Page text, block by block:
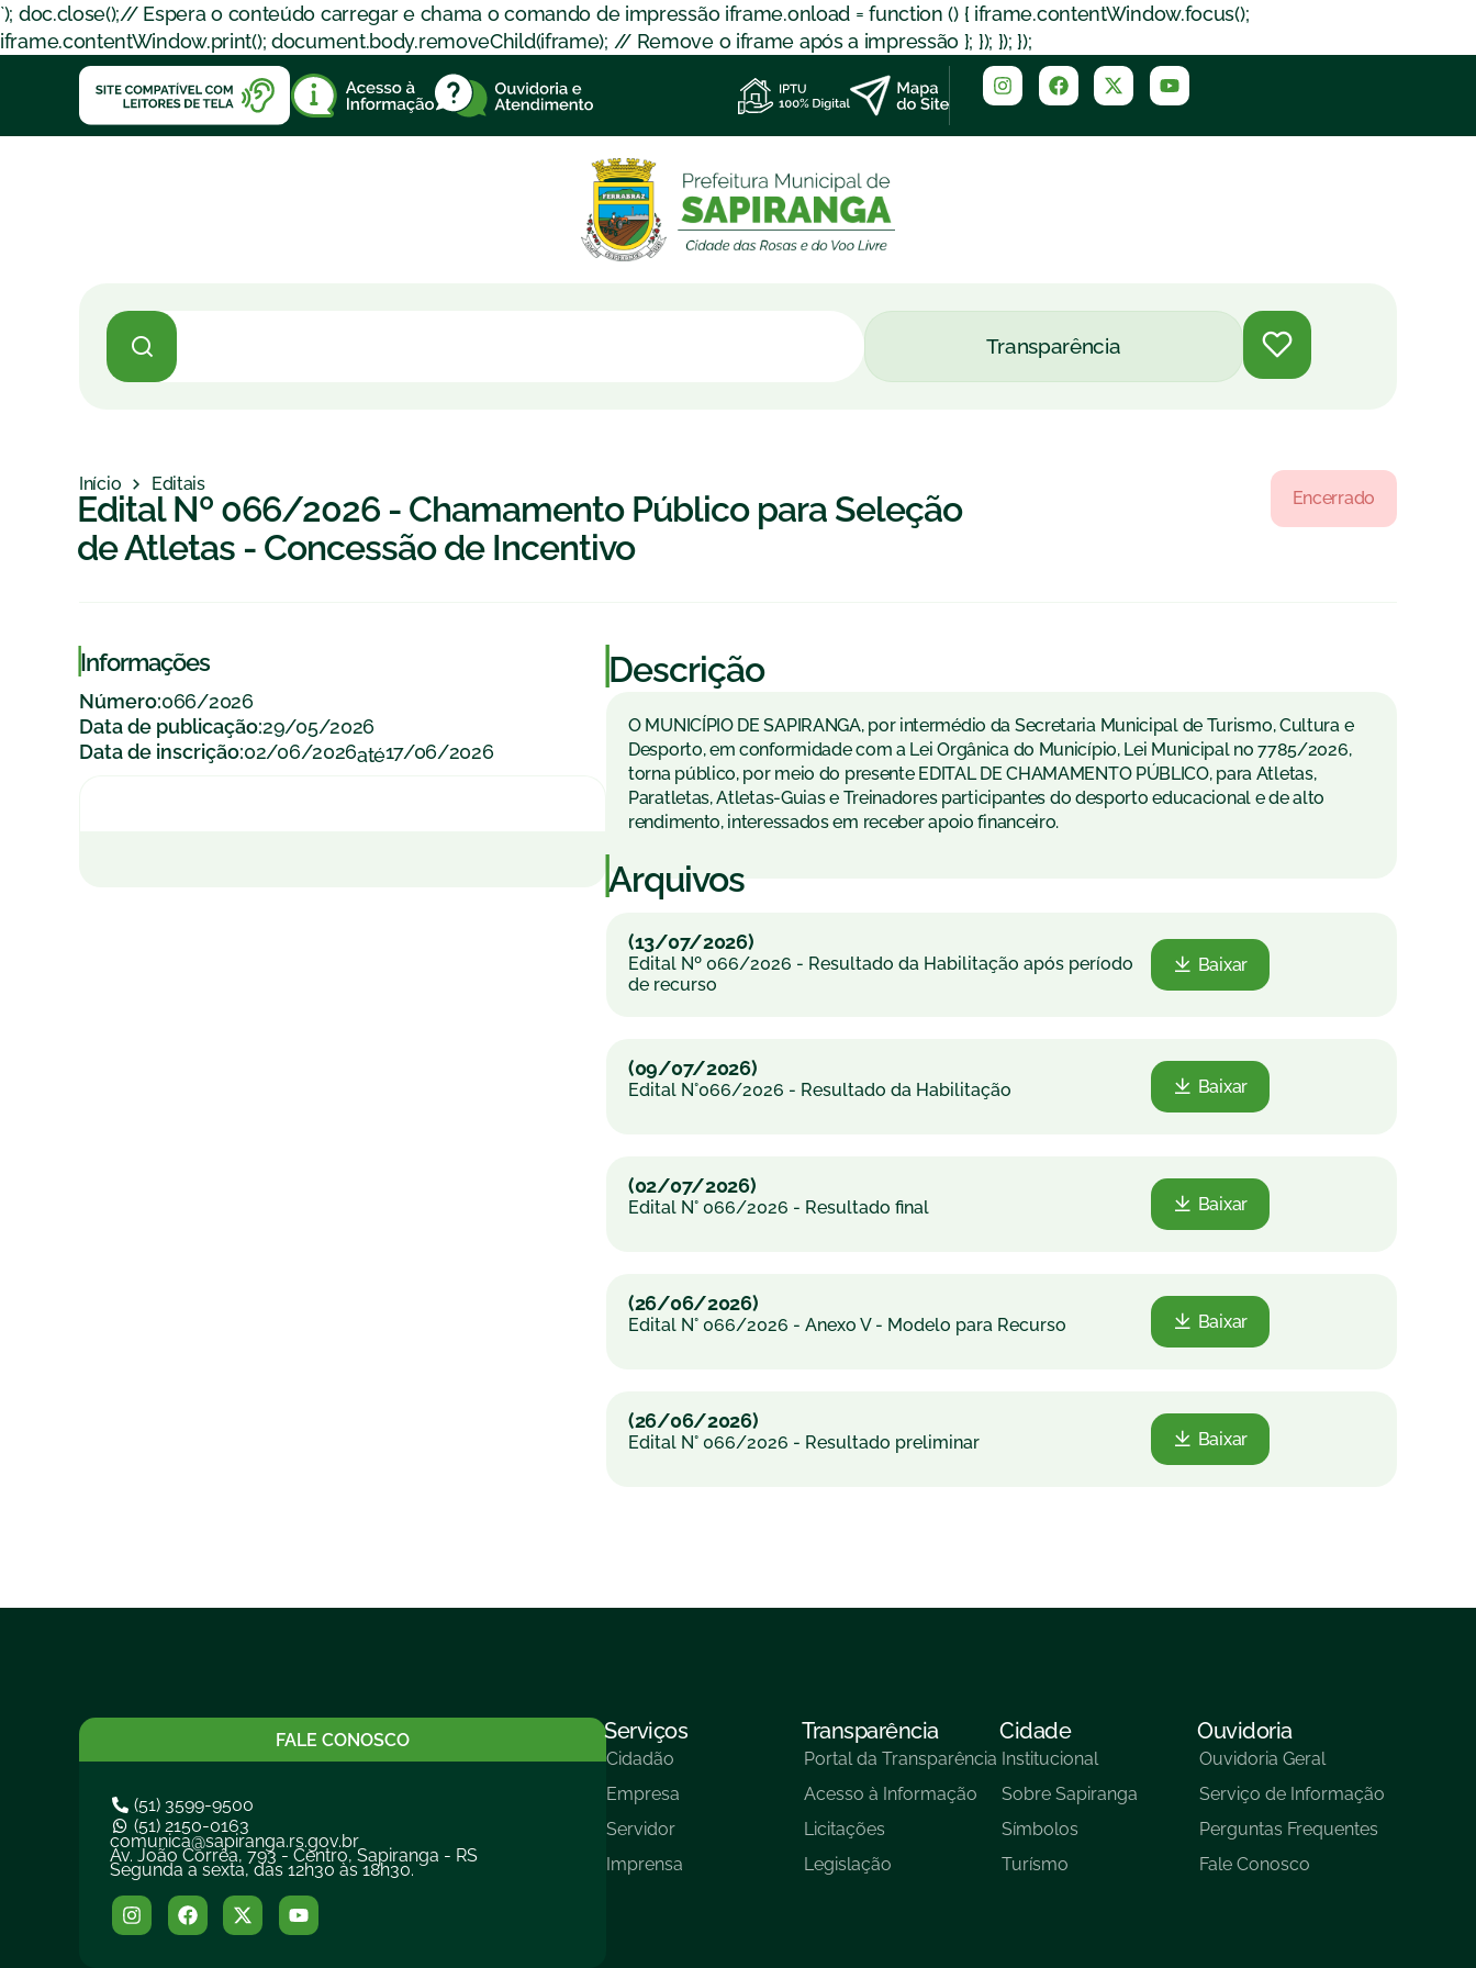
`); doc.close();// Espera o conteúdo carregar e chama o comando de impressão iframe.onload = function () { iframe.contentWindow.focus();
iframe.contentWindow.print(); document.body.removeChild(iframe); // Remove o iframe após a impressão }; }); }); });
Transparência
Início Editais
Edital Nº 066/2026 - Chamamento Público para Seleção
de Atletas - Concessão de Incentivo
Encerrado
|Informações
Número:066/2026
Data de publicação:29/05/2026
Data de inscrição:02/06/2026até17/06/2026
|Descrição
O MUNICÍPIO DE SAPIRANGA, por intermédio da Secretaria Municipal de Turismo, Cultura e
Desporto, em conformidade com a Lei Orgânica do Município, Lei Municipal no 7785/2026,
torna público, por meio do presente EDITAL DE CHAMAMENTO PÚBLICO, para Atletas,
Paratletas, Atletas-Guias e Treinadores participantes do desporto educacional e de alto
rendimento, interessados em receber apoio financeiro.
|Arquivos
(13/07/2026)
Edital Nº 066/2026 - Resultado da Habilitação após período
de recurso
Baixar
(09/07/2026)
Edital N°066/2026 - Resultado da Habilitação Baixar
(02/07/2026)
Edital N° 066/2026 - Resultado final Baixar
(26/06/2026)
Edital N° 066/2026 - Anexo V - Modelo para Recurso Baixar
(26/06/2026)
Edital N° 066/2026 - Resultado preliminar Baixar
FALE CONOSCO
(51) 3599-9500
(51) 2150-0163
comunica@sapiranga.rs.gov.br
Av. João Corrêa, 793 - Centro, Sapiranga - RS
Segunda a sexta, das 12h30 às 18h30.
Serviços
Cidadão
Empresa
Servidor
Imprensa
Transparência
Portal da Transparência
Acesso à Informação
Licitações
Legislação
Cidade
Institucional
Sobre Sapiranga
Símbolos
Turísmo
Ouvidoria
Ouvidoria Geral
Serviço de Informação
Perguntas Frequentes
Fale Conosco